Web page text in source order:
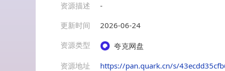
资源描述
-
更新时间
2026-06-24
资源类型
夸克网盘
资源地址
https://pan.quark.cn/s/